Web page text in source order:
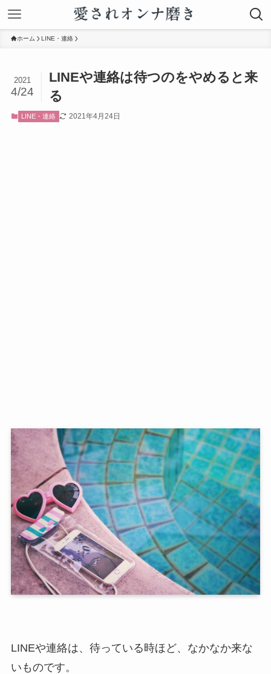
ホーム LINE・連絡
LINEや連絡は待つのをやめると来
る
2021
4/24
LINE・連絡 2021年4月24日
LINEや連絡は、待っている時ほど、なかなか来な
いものです。